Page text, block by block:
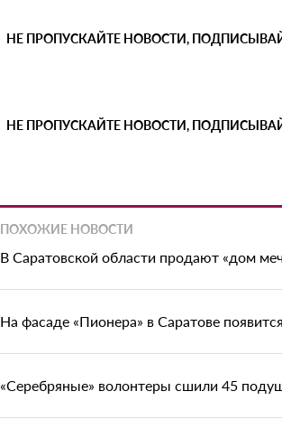
НЕ ПРОПУСКАЙТЕ НОВОСТИ,
НЕ ПРОПУСКАЙТЕ НОВОСТИ,
ПОХОЖИЕ НОВОСТИ
В Саратовской области продают «дом
На фасаде «Пионера» в Саратове
«Серебряные» волонтеры сшили 45